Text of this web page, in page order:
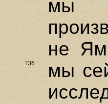
мы
не
мы
136